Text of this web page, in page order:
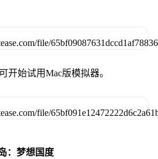
开始试用Mac版模拟器。
：梦想国度